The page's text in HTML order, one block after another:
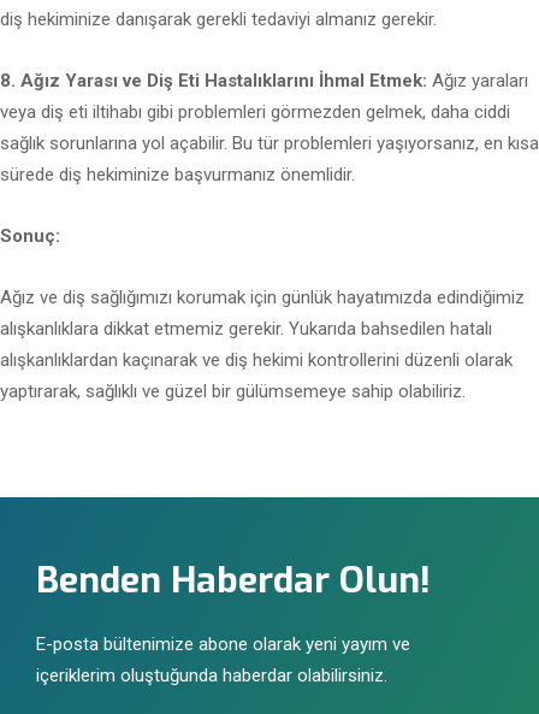
diş hekiminize danışarak gerekli tedaviyi almanız gerekir.
8. Ağız Yarası ve Diş Eti Hastalıklarını İhmal Etmek: Ağız yaraları
veya diş eti iltihabı gibi problemleri görmezden gelmek, daha ciddi
sağlık sorunlarına yol açabilir. Bu tür problemleri yaşıyorsanız, en kısa
sürede diş hekiminize başvurmanız önemlidir.
Sonuç:
Ağız ve diş sağlığımızı korumak için günlük hayatımızda edindiğimiz
alışkanlıklara dikkat etmemiz gerekir. Yukarıda bahsedilen hatalı
alışkanlıklardan kaçınarak ve diş hekimi kontrollerini düzenli olarak
yaptırarak, sağlıklı ve güzel bir gülümsemeye sahip olabiliriz.
Benden Haberdar Olun!
E-posta bültenimize abone olarak yeni yayım ve
içeriklerim oluştuğunda haberdar olabilirsiniz.